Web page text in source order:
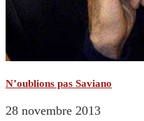
N’oublions pas Saviano
28 novembre 2013